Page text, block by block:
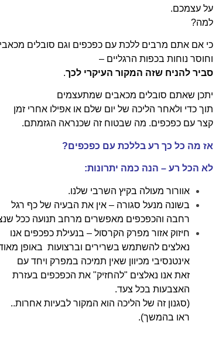
על עצמכם.
למה?
כי אם אתם מרבים ללכת עם כפכפים וגם סובלים
וחוסר נוחות בכפות הרגליים –
סביר להניח שזה המקור העיקרי לכך.
יתכן שאתם סובלים מכאבים שמתעצמים
תוך כדי ולאחר הליכה של יום שלם או אפילו אחרי זמן
קצר עם כפכפים. מה שבטוח זה שכנראה הגזמתם.
אז מה כל כך רע בללכת עם כפכפים?
לא הכל רע – הנה כמה יתרונות:
אוורור מעולה בקיץ השרבי שלנו.
בשונה מנעל סגורה – אין את הבעיה של כף רגל
רחבה והכפכפים מאפשרים מרחב תנועה ככל
חיזוק אזור מפרק הקרסול – בנעילת כפכפים אנו
נאלצים להשתמש בשרירים וברצועות באופן
אינטנסיבי מכיוון שאין תמיכה במפרק ויחד עם
זאת אנו נאלצים "להחזיק" את הכפכפים בעזרת
האצבעות בכל צעד.
(סגנון זה של הליכה הוא המקור לבעיות אחרות..
ראו בהמשך).